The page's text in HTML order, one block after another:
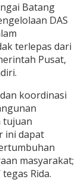
Batang
DAS
terlepas dari
Pusat,
koordinasi
tujuan
ini dapat
masyarakat;
Rida.